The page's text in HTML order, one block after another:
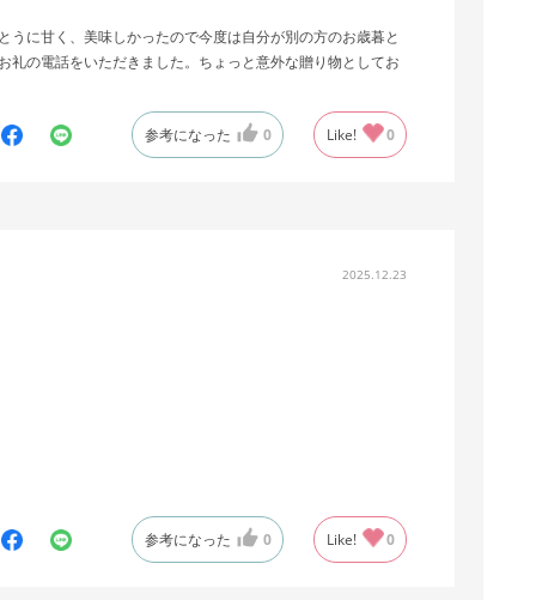
に甘く、美味しかったので今度は自分が別の方のお歳暮と
の電話をいただきました。ちょっと意外な贈り物としてお
参考になった 0 Like! 0
2025.12.23
参考になった 0 Like! 0